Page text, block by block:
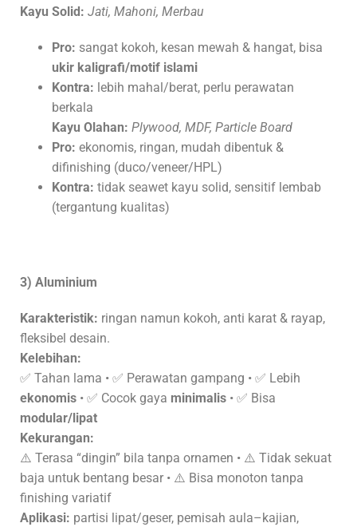
Kayu Solid: Jati, Mahoni, Merbau
Pro: sangat kokoh, kesan mewah & hangat, bisa
ukir kaligrafi/motif islami
Kontra: lebih mahal/berat, perlu perawatan
berkala
Kayu Olahan: Plywood, MDF, Particle Board
Pro: ekonomis, ringan, mudah dibentuk &
difinishing (duco/veneer/HPL)
Kontra: tidak seawet kayu solid, sensitif lembab
(tergantung kualitas)
3) Aluminium
Karakteristik: ringan namun kokoh, anti karat & rayap,
fleksibel desain.
Kelebihan:
✅ Tahan lama • ✅ Perawatan gampang • ✅ Lebih
ekonomis • ✅ Cocok gaya minimalis • ✅ Bisa
modular/lipat
Kekurangan:
⚠️ Terasa “dingin” bila tanpa ornamen • ⚠️ Tidak sekuat
baja untuk bentang besar • ⚠️ Bisa monoton tanpa
finishing variatif
Aplikasi: partisi lipat/geser, pemisah aula–kajian,